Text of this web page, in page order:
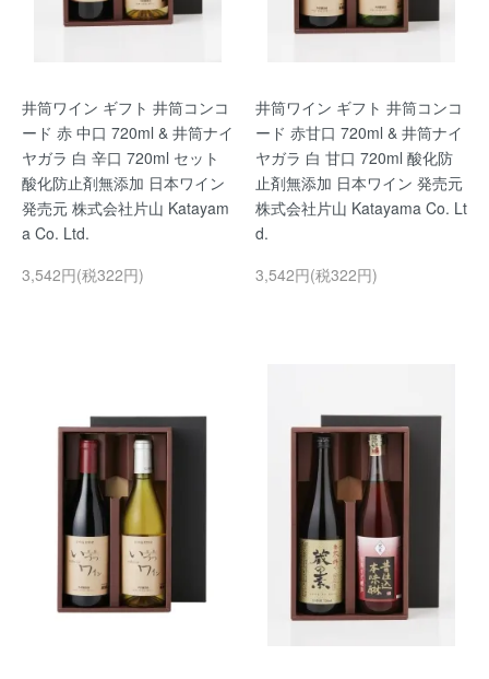
井筒ワイン ギフト 井筒コンコ
ード 赤 中口 720ml & 井筒ナイ
ヤガラ 白 辛口 720ml セット
酸化防止剤無添加 日本ワイン
発売元 株式会社片山 Katayam
a Co. Ltd.
3,542円(税322円)
井筒ワイン ギフト 井筒コンコ
ード 赤甘口 720ml & 井筒ナイ
ヤガラ 白 甘口 720ml 酸化防
止剤無添加 日本ワイン 発売元
株式会社片山 Katayama Co. Lt
d.
3,542円(税322円)